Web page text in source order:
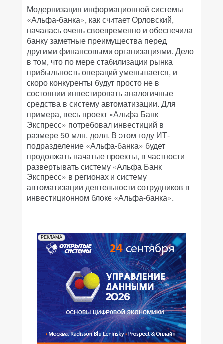
Модернизация информационной системы
«Альфа-банка», как считает Орловский,
началась очень своевременно и обеспечила
банку заметные преимущества перед
другими финансовыми организациями. Дело
в том, что по мере стабилизации рынка
прибыльность операций уменьшается, и
скоро конкуренты будут просто не в
состоянии инвестировать аналогичные
средства в систему автоматизации. Для
примера, весь проект «Альфа Банк
Экспресс» потребовал инвестиций в
размере 50 млн. долл. В этом году ИТ-
подразделение «Альфа-банка» будет
продолжать начатые проекты, в частности
развертывать систему «Альфа Банк
Экспресс» в регионах и систему
автоматизации деятельности сотрудников в
инвестиционном блоке «Альфа-банка».
РЕКЛАМА